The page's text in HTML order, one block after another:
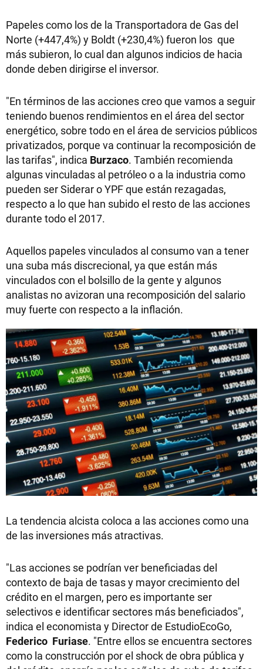
Papeles como los de la Transportadora de Gas del
Norte (+447,4%) y Boldt (+230,4%) fueron los que
más subieron, lo cual dan algunos indicios de hacia
donde deben dirigirse el inversor.
"En términos de las acciones creo que vamos a seguir
teniendo buenos rendimientos en el área del sector
energético, sobre todo en el área de servicios públicos
privatizados, porque va continuar la recomposición de
las tarifas", indica Burzaco. También recomienda
algunas vinculadas al petróleo o a la industria como
pueden ser Siderar o YPF que están rezagadas,
respecto a lo que han subido el resto de las acciones
durante todo el 2017.
Aquellos papeles vinculados al consumo van a tener
una suba más discrecional, ya que están más
vinculados con el bolsillo de la gente y algunos
analistas no avizoran una recomposición del salario
muy fuerte con respecto a la inflación.
La tendencia alcista coloca a las acciones como una
de las inversiones más atractivas.
"Las acciones se podrían ver beneficiadas del
contexto de baja de tasas y mayor crecimiento del
crédito en el margen, pero es importante ser
selectivos e identificar sectores más beneficiados",
indica el economista y Director de EstudioEcoGo,
Federico Furiase. "Entre ellos se encuentra sectores
como la construcción por el shock de obra pública y